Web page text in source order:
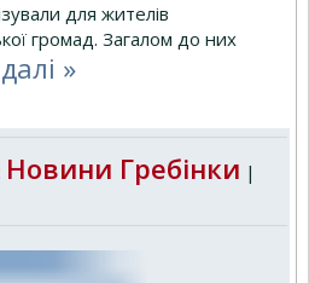
для жителів
громад. Загалом до них
»
Новини Гребінки |